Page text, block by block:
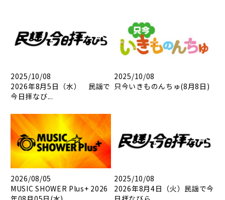
2025/10/08
2026年8月5日（水） 民謡で
今日拝なび...
2025/10/08
只今いきものんちゅ(8月8日)
2026/08/05
MUSIC SHOWER Plus+ 2026
2025/10/08
2026年8月4日（火）民謡で今